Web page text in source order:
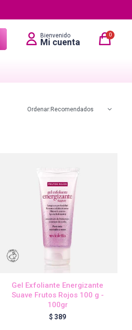
0
Recomendados
Gel Exfoliante Energizante
Suave Frutos Rojos 100 g -
100gr
$ 389